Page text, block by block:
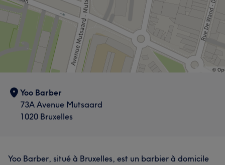
Yoo Barber
73A Avenue Mutsaard
1020 Bruxelles
Yoo Barber, situé à Bruxelles, est un barbier à domicile